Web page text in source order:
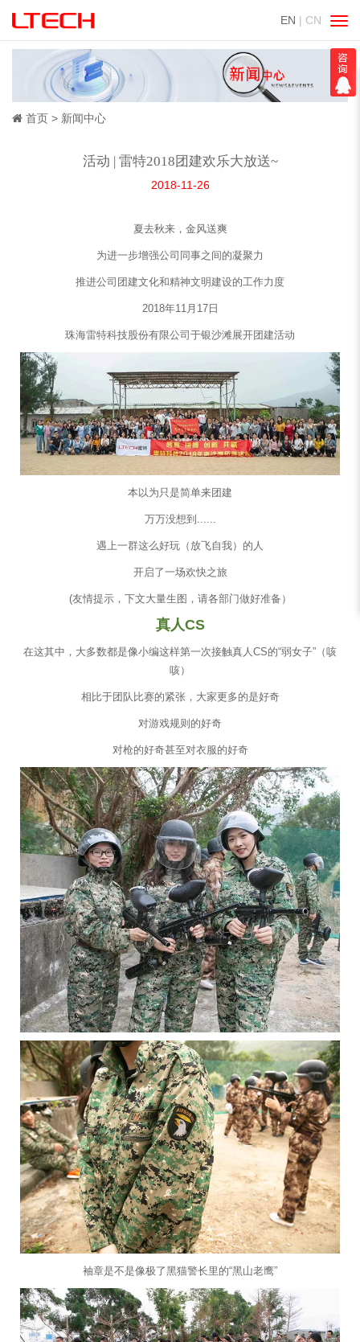
EN | CN
切
换
导
航
首页 新闻中心
活动 | 雷特2018团建欢乐大放送~
2018-11-26
夏去秋来，金风送爽
为进一步增强公司同事之间的凝聚力
推进公司团建文化和精神文明建设的工作力度
2018年11月17日
珠海雷特科技股份有限公司于银沙滩展开团建活动
本以为只是简单来团建
万万没想到......
遇上一群这么好玩（放飞自我）的人
开启了一场欢快之旅
(友情提示，下文大量生图，请各部门做好准备）
真人CS
在这其中，大多数都是像小编这样第一次接触真人CS的“弱女子”（咳
咳）
相比于团队比赛的紧张，大家更多的是好奇
对游戏规则的好奇
对枪的好奇甚至对衣服的好奇
袖章是不是像极了黑猫警长里的“黑山老鹰”